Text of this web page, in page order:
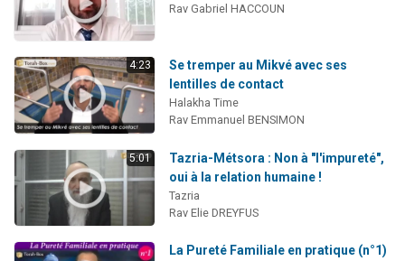
Rav Gabriel HACCOUN
4:23
Se tremper au Mikvé avec ses
lentilles de contact
Halakha Time
Rav Emmanuel BENSIMON
5:01
Tazria-Métsora : Non à "l'impureté",
oui à la relation humaine !
Tazria
Rav Elie DREYFUS
La Pureté Familiale en pratique (n°1)